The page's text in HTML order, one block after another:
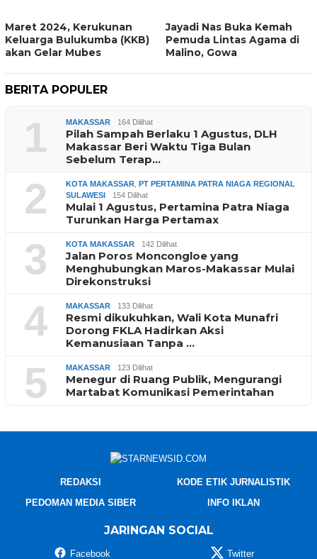
Maret 2024, Kerukunan
Keluarga Bulukumba (KKB)
akan Gelar Mubes
Jayadi Nas Buka Kemah
Pemuda Lintas Agama di
Malino, Gowa
BERITA POPULER
1 MAKASSAR 164 Dilihat
Pilah Sampah Berlaku 1 Agustus, DLH
Makassar Beri Waktu Tiga Bulan
Sebelum Terap…
2 KOTA MAKASSAR PT PERTAMINA PATRA NIAGA REGIONAL
SULAWESI
154 Dilihat
Mulai 1 Agustus, Pertamina Patra Niaga
Turunkan Harga Pertamax
3 KOTA MAKASSAR 142 Dilihat
Jalan Poros Moncongloe yang
Menghubungkan Maros-Makassar Mulai
Direkonstruksi
4 MAKASSAR 133 Dilihat
Resmi dikukuhkan, Wali Kota Munafri
Dorong FKLA Hadirkan Aksi
Kemanusiaan Tanpa …
5 MAKASSAR 123 Dilihat
Menegur di Ruang Publik, Mengurangi
Martabat Komunikasi Pemerintahan
REDAKSI
KODE ETIK JURNALISTIK
PEDOMAN MEDIA SIBER
INFO IKLAN
JARINGAN SOCIAL
Facebook Twitter